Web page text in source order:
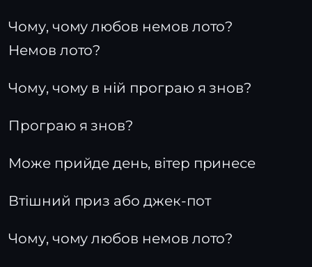
Чому, чому любов немов лото?
Немов лото?
Чому, чому в ній програю я знов?
Програю я знов?
Може прийде день, вітер принесе
Втішний приз або джек-пот
Чому, чому любов немов лото?